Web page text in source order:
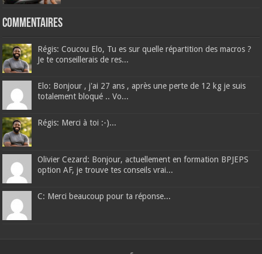
Commentaires
Régis: Coucou Elo, Tu es sur quelle répartition des macros ?
Je te conseillerais de res...
Elo: Bonjour , j'ai 27 ans , après une perte de 12 kg je suis
totalement bloqué .. Vo...
Régis: Merci à toi :-)...
Olivier Cezard: Bonjour, actuellement en formation BPJEPS
option AF, je trouve tes conseils vrai...
C: Merci beaucoup pour ta réponse...